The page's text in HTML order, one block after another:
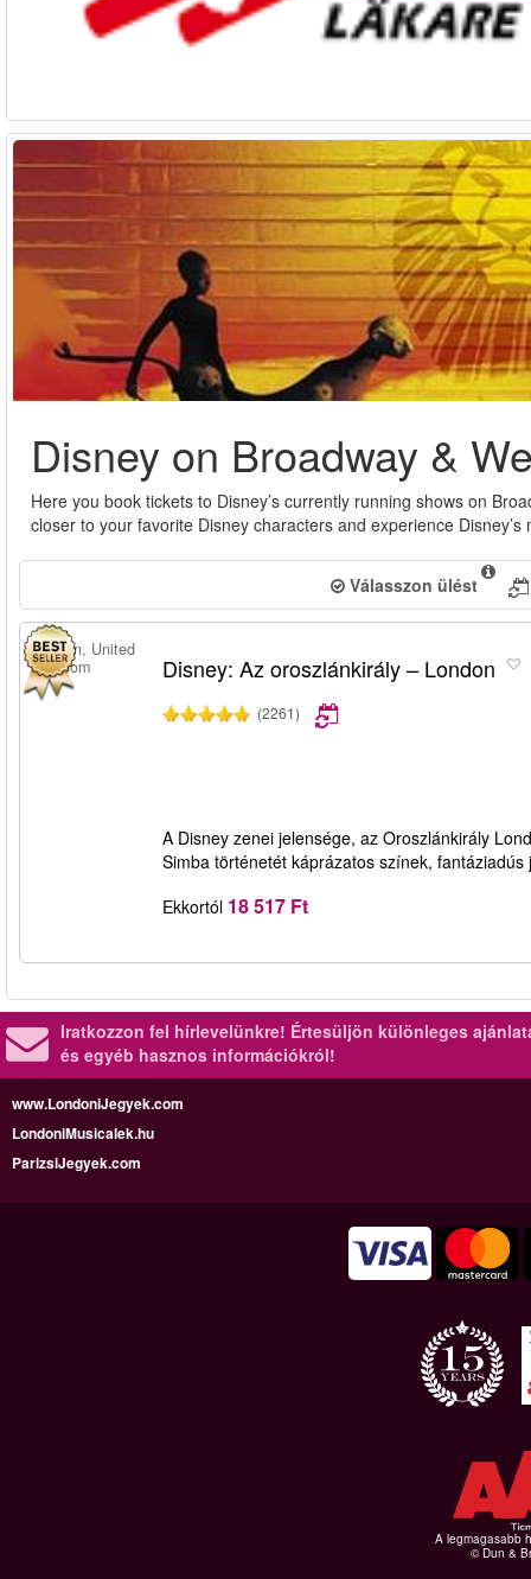
Disney on Broadway &
Here you book tickets to Disney’s currently running shows on
closer to your favorite Disney characters and experience
Válasszon ülést
London, United
Kingdom
Disney: Az oroszlánkirály – London
(2261)
A Disney zenei jelensége, az Oroszlánkirály
Simba történetét káprázatos színek,
Ekkortól 18 517 Ft
Iratkozzon fel hírlevelünkre! Értesüljön különleges
és egyéb hasznos információkról!
www.LondoniJegyek.com
LondoniMusicalek.hu
ParizsiJegyek.com
A legmagasabb
© Dun &